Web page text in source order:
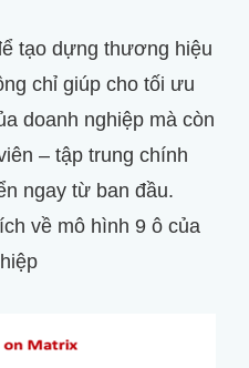
dựng thương hiệu
chỉ giúp cho tối ưu
doanh nghiệp mà còn
– tập trung chính
ngay từ ban đầu.
về mô hình 9 ô của